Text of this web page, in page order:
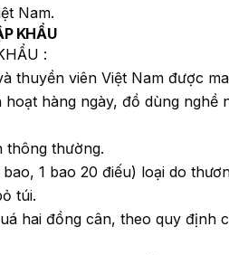
Nam.
KHẨU
:
thuyền viên Việt Nam được
hoạt hàng ngày, đồ dùng
thông thường.
1 bao 20 điếu) loại do
túi.
hai đồng cân, theo quy định